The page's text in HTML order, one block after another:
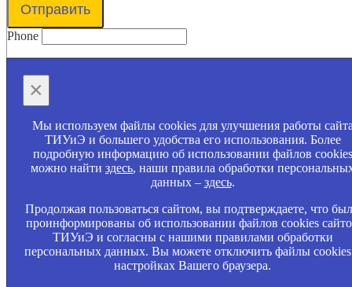
Отправить
Phone
×
Мы используем файлы cookies для улучшения работы
ТИУиЭ и большего удобства его использования. Более
подробную информацию об использовании файлов cookies
можно найти здесь, наши правила обработки
данных – здесь.
Продолжая пользоваться сайтом, вы подтверждаете, что
проинформированы об использовании файлов cookies
ТИУиЭ и согласны с нашими правилами обработки
персональных данных. Вы можете отключить файлы
настройках Вашего браузера.